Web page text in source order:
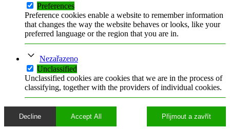
Preferences
Preference cookies enable a website to remember information
that changes the way the website behaves or looks, like your
preferred language or the region that you are in.
Nezařazeno
Unclassified
Unclassified cookies are cookies that we are in the process of
classifying, together with the providers of individual cookies.
Decline Accept All Přijmout a zavřít